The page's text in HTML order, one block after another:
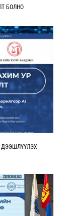
БОЛНО